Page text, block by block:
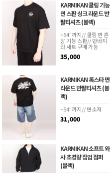
KARMIKAN 쿨링 기능
면 스판 싱크 라운드 반
팔티셔츠 (블랙)
~54"까지// 쿨링 면 혼
방 기능 스판// 반바지
와 세트 구매 가능
35,000
KARMIKAN 록스타 면
라운드 반팔티셔츠 (블
랙)
~54"까지// 면소재
31,000
KARMIKAN 소프트 와
샤 초경량 집업 점퍼
(블랙)